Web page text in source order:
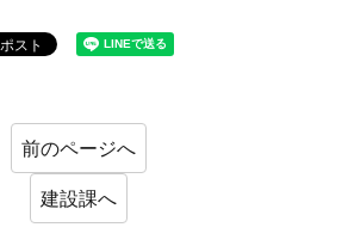
前のページへ
建設課へ